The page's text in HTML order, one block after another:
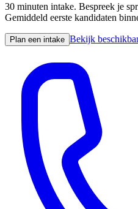
30 minuten intake. Bespreek je
Gemiddeld eerste kandidaten
Plan een intake Bekijk